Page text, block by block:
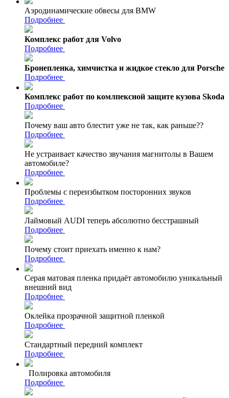
Аэродинамические обвесы для BMW
Подробнее
Комплекс работ для Volvo
Подробнее
Бронепленка, химчистка и жидкое стекло для Porsche
Подробнее
Комплекс работ по комлпексной защите кузова Skoda
Подробнее
Почему ваш авто блестит уже не так, как раньше??
Подробнее
Не устраивает качество звучания магнитолы в Вашем
автомобиле?
Подробнее
Проблемы с переизбытком посторонних звуков
Подробнее
Лаймовый AUDI теперь абсолютно бесстрашный
Подробнее
Почему стоит приехать именно к нам?
Подробнее
Серая матовая пленка придаёт автомобилю уникальный
внешний вид
Подробнее
Оклейка прозрачной защитной пленкой
Подробнее
Стандартный передний комплект
Подробнее
Полировка автомобиля
Подробнее